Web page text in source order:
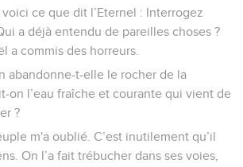
ce que dit l’Eternel : Interrogez
a déjà entendu de pareilles choses ?
a commis des horreurs.
abandonne-t-elle le rocher de la
on l’eau fraîche et courante qui vient de
?
m'a oublié. C’est inutilement qu’il
On l’a fait trébucher dans ses voies,